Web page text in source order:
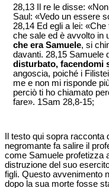
28,13 Il re le disse:
Saul: «Vedo un essere
28,14 Ed egli a lei:
che sale ed è avvolto in
che era Samuele, si
davanti. 28,15 Samuele
disturbato, facendomi
angoscia, poiché i
me e non mi risponde
perciò ti ho chiamato
fare». 1Sam 28,8-15;
Il testo qui sopra
negromante fa salire il
come Samuele profetizza
distruzione del suo
figli. Questo avvenimento
dopo la sua morte fosse